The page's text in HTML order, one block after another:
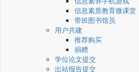
信息素质教育微课堂
带班图书馆员
用户共建
推荐购买
捐赠
学位论文提交
出站报告提交